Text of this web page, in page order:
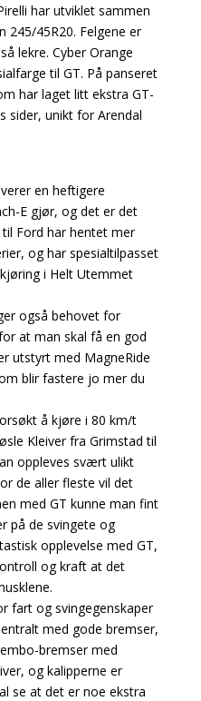
har utviklet sammen
245/45R20. Felgene er
lekre. Cyber Orange
til GT. På panseret
har laget litt ekstra GT-
sider, unikt for Arendal
en heftigere
E gjør, og det er det
Ford har hentet mer
og har spesialtilpasset
i Helt Utemmet
også behovet for
at man skal få en god
utstyrt med MagneRide
blir fastere jo mer du
å kjøre i 80 km/t
Kleiver fra Grimstad til
oppleves svært ulikt
de aller fleste vil det
med GT kunne man fint
på de svingete og
opplevelse med GT,
og kraft at det
fart og svingegenskaper
med gode bremser,
bremser med
og kalipperne er
se at det er noe ekstra